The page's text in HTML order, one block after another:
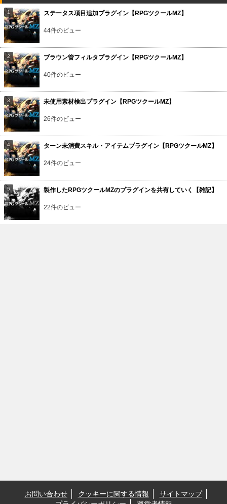
ステータス項目追加プラグイン【RPGツクールMZ】
44件のビュー
ブラウン管フィルタプラグイン【RPGツクールMZ】
40件のビュー
未使用素材検出プラグイン【RPGツクールMZ】
26件のビュー
ターン未消費スキル・アイテムプラグイン【RPGツクールMZ】
24件のビュー
製作したRPGツクールMZのプラグインを共有していく【雑記】
22件のビュー
お問い合わせ クッキーに関する情報
サイトマップ